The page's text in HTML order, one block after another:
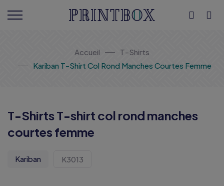
Accueil
T-Shirts
Kariban T-Shirt Col Rond Manches Courtes Femme
T-Shirts T-shirt col rond manches
courtes femme
Kariban K3013